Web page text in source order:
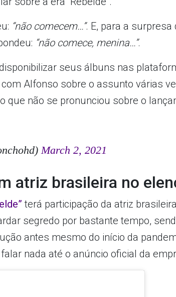
“não comecem…”. E, para a surpresa
“não comece, menina…”.
seus álbuns nas
Alfonso sobre o assunto várias
que não se pronunciou sobre o
March 2, 2021
atriz brasileira no
terá participação da atriz brasileira
segredo por bastante tempo,
antes mesmo do início da
nada até o anúncio oficial da